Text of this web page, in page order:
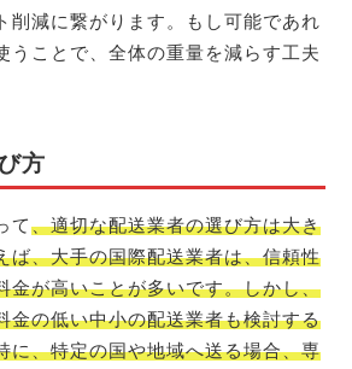
削減に繋がります。もし可能であれ
うことで、全体の重量を減らす工夫
方
て、適切な配送業者の選び方は大き
ば、大手の国際配送業者は、信頼性
金が高いことが多いです。しかし、
金の低い中小の配送業者も検討する
に、特定の国や地域へ送る場合、専